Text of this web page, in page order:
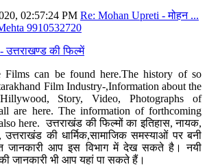
02:57:24 PM Re: Mohan Upreti - मोहन ...
9910532720
की फिल्में
Films can be found here.The history of so
Film Industry-,Information about the
Story, Video, Photographs of
are here. The information of forthcoming
here. उत्तराखंड की फिल्मों का इतिहास, नायक,
उत्तराखंड की धार्मिक,सामाजिक समस्याओं पर बनी
जानकारी आप इस विभाग में देख सकते है। नयी
की जानकारी भी आप यहां पा सकते हैं।